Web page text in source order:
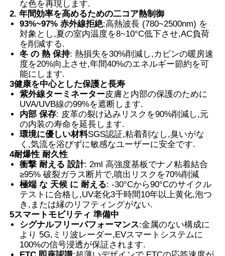
サーモクロミックPVBフィルム
な色を再現します.
2. 年間効率を高めるための二コア熱制御
93%~97% 赤外線拒絶:高熱波長 (780~2500nm) を
対象とし,夏の室内温度を8~10°C低下させ,AC負荷
を削減する.
冬 の 熱 保持: 熱損失を30%削減し,カビンの暖房速
度を20%向上させ,年間40%のエネルギー節約を可
能にします.
3健康を中心とした保護と長寿
紫外線ターミネーター皮膚と内部の保護のために
UVA/UVB線の99%を遮断します.
内部 保存: 皮革の裂け込みリスクを90%削減し,元
の内装の寿命を延長します.
環境に優しい材料SGS認証,粘着剤なし,臭いがな
く,気流を浴びずに敏感なユーザーに安全です.
4耐爆性 耐久性
衝撃 耐える 設計: 2ml 高強度基板でナノ粘着結合
≥95% 破裂ガラス断片で,噴出リスクを70%削減
極端 な 天候 に 耐える: -30°Cから90°Cのサイクル
テストに合格し,UV老化3千時間10年以上黄化,泡つ
き,または縁のリフティングがない.
5スマートモビリティ 準備中
シグナルフリーパフォーマンス:金属のない構成に
より 5G,ミリ波レーダー,EVスマートシステムに
100%の信号浸透が保証されます.